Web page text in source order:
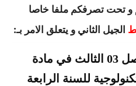
التعليم المتوسط
السنة الاولى متوسط
السنة الثانية متوسط
و تحت تصرفكم ملفا خاصا
الجيل الثاني و يتعلق الامر بـ:
نماذج امتحانات الفصل 03 الثالث في مادة
للسنة الرابعة